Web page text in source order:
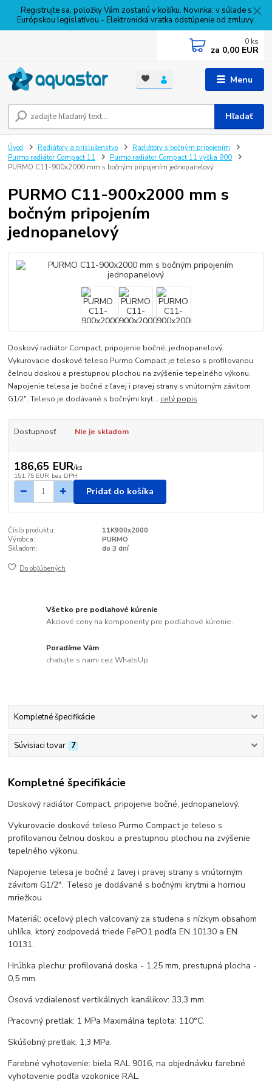
Registrujte sa, položky Vám zostanú v košíku. Novinka: v súlade s
Európskou legislatívou - Elektronická vratka odstúpenie od zmluvy.
Menu
Hľadať
0 ks
za 0,00 EUR
Úvod Radiátory a príslušenstvo
Radiátory s bočným pripojením
Purmo radiátor Compact 11
Purmo radiátor Compact 11 výška 900
PURMO C11-900x2000 mm s bočným pripojením jednopanelový
PURMO C11-900x2000 mm s
bočným pripojením
jednopanelový
Doskový radiátor Compact, pripojenie bočné, jednopanelový.
Vykurovacie doskové teleso Purmo Compact je teleso s profilovanou
čelnou doskou a prestupnou plochou na zvýšenie tepelného výkonu.
Napojenie telesa je bočné z ľavej i pravej strany s vnútorným závitom
G1/2". Teleso je dodávané s bočnými kryt... celý popis
Dostupnosť Nie je skladom
186,65 EUR/ks
151,75 EUR bez DPH
Pridať do košíka
Číslo produktu:
11K900x2000
Výrobca:
PURMO
Skladom:
do 3 dní
Do obľúbených
Všetko pre podlahové kúrenie
Akciové ceny na komponenty pre podlahové kúrenie.
Poradíme Vám
chatujte s nami cez WhatsUp
Kompletné špecifikácie
Súvisiaci tovar 7
Kompletné špecifikácie
Doskový radiátor Compact, pripojenie bočné, jednopanelový.
Vykurovacie doskové teleso Purmo Compact je teleso s
profilovanou čelnou doskou a prestupnou plochou na zvýšenie
tepelného výkonu.
Napojenie telesa je bočné z ľavej i pravej strany s vnútorným
závitom G1/2". Teleso je dodávané s bočnými krytmi a hornou
mriežkou.
Materiál: oceľový plech valcovaný za studena s nízkym obsahom
uhlíka, ktorý zodpovedá triede FePO1 podľa EN 10130 a EN
10131.
Hrúbka plechu: profilovaná doska - 1,25 mm, prestupná plocha -
0,5 mm.
Osová vzdialenosť vertikálnych kanálikov: 33,3 mm.
Pracovný pretlak: 1 MPa Maximálna teplota: 110°C.
Skúšobný pretlak: 1,3 MPa.
Farebné vyhotovenie: biela RAL 9016, na objednávku farebné
vyhotovenie podľa vzokonice RAL.